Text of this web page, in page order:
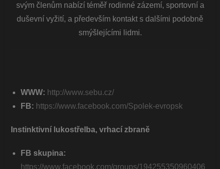
svým členům nabízí téměř rodinné zázemí, sportovní a
duševní vyžití, a především kontakt s dalšími podobně
smýšlejícími lidmi.
WWW: http://www.sebu.cz/
FB: https://www.facebook.com/Spolek-evropsk
Instinktivní lukostřelba, vrhací zbraně
FB skupina:
https://www.facebook.com/groups/194255350960406